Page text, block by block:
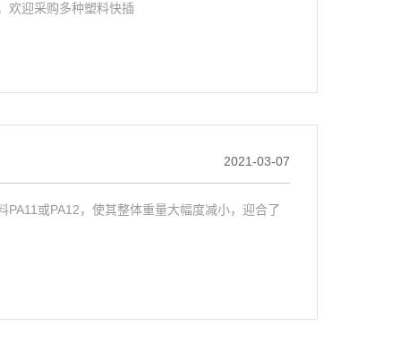
欢迎采购多种塑料快插
2021-03-07
或PA12，使其整体重量大幅度减小，迎合了